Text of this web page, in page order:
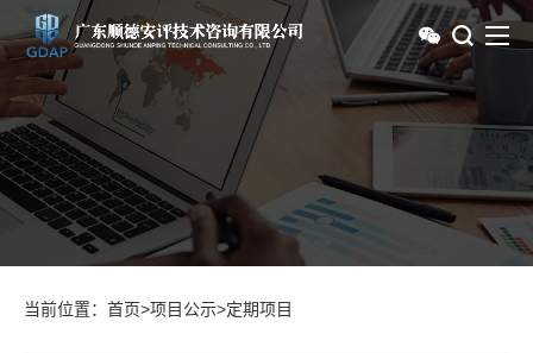
当前位置： 首页>项目公示>定期项目